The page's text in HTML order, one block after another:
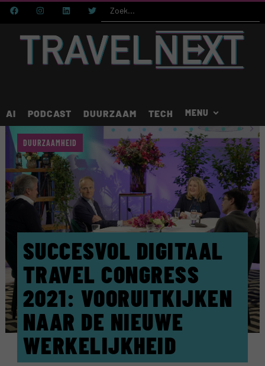
AI PODCAST DUURZAAM TECH
SUCCESVOL DIGITAAL
TRAVEL CONGRESS
2021: VOORUITKIJKEN
NAAR DE NIEUWE
WERKELIJKHEID
DUURZAAMHEID